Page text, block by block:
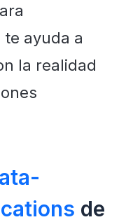
ayuda a
la realidad
de